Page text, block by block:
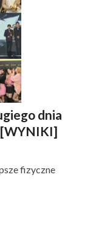
dnia
fizyczne